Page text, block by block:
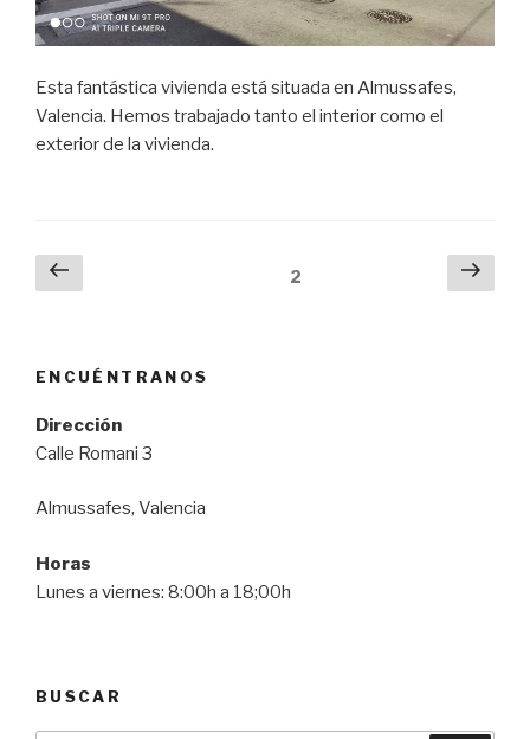
Esta fantástica vivienda está situada en Almussafes,
Valencia. Hemos trabajado tanto el interior como el
exterior de la vivienda.
Paginación
Página
anterior
2
ENCUÉNTRANOS
Dirección
Calle Romani 3
Almussafes, Valencia
Horas
Lunes a viernes: 8:00h a 18;00h
BUSCAR